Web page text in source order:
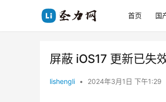
首页 国
屏蔽 iOS17 更新已失
lishengli • 2024年3月1日 下午1:29